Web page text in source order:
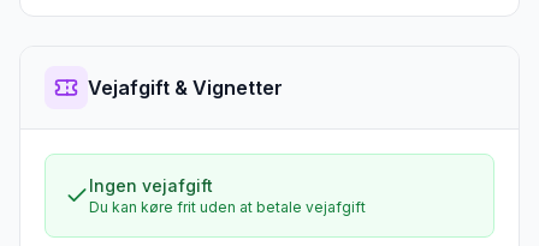
Vejafgift & Vignetter
Ingen vejafgift
Du kan køre frit uden at betale vejafgift